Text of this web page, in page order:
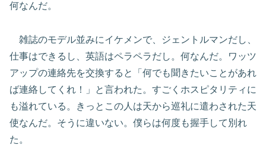
何なんだ。
雑誌のモデル並みにイケメンで、ジェントルマンだし、
仕事はできるし、英語はペラペラだし。何なんだ。ワッツ
アップの連絡先を交換すると「何でも聞きたいことがあれ
ば連絡してくれ！」と言われた。すごくホスピタリティに
も溢れている。きっとこの人は天から巡礼に遣わされた天
使なんだ。そうに違いない。僕らは何度も握手して別れ
た。